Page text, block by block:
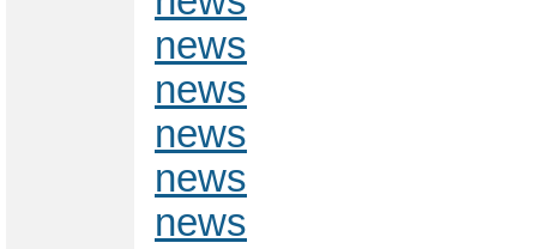
news
news
news
news
news